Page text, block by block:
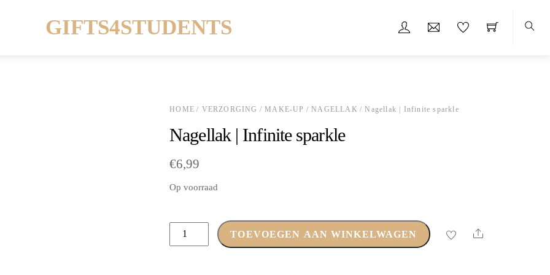
GIFTS4STUDENTS
HOME / VERZORGING /MAKE-UP /NAGELLAK / Nagellak | Infinite sparkle
Nagellak | Infinite sparkle
€6,99
Op voorraad
Nagellak
|
TOEVOEGEN AAN WINKELWAGEN Share